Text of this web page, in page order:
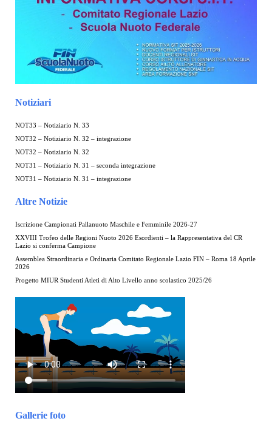
Notiziari
NOT33 – Notiziario N. 33
NOT32 – Notiziario N. 32 – integrazione
NOT32 – Notiziario N. 32
NOT31 – Notiziario N. 31 – seconda integrazione
NOT31 – Notiziario N. 31 – integrazione
Altre Notizie
Iscrizione Campionati Pallanuoto Maschile e Femminile 2026-27
XXVIII Trofeo delle Regioni Nuoto 2026 Esordienti – la Rappresentativa del CR
Lazio si conferma Campione
Assemblea Straordinaria e Ordinaria Comitato Regionale Lazio FIN – Roma 18 Aprile
2026
Progetto MIUR Studenti Atleti di Alto Livello anno scolastico 2025/26
Gallerie foto